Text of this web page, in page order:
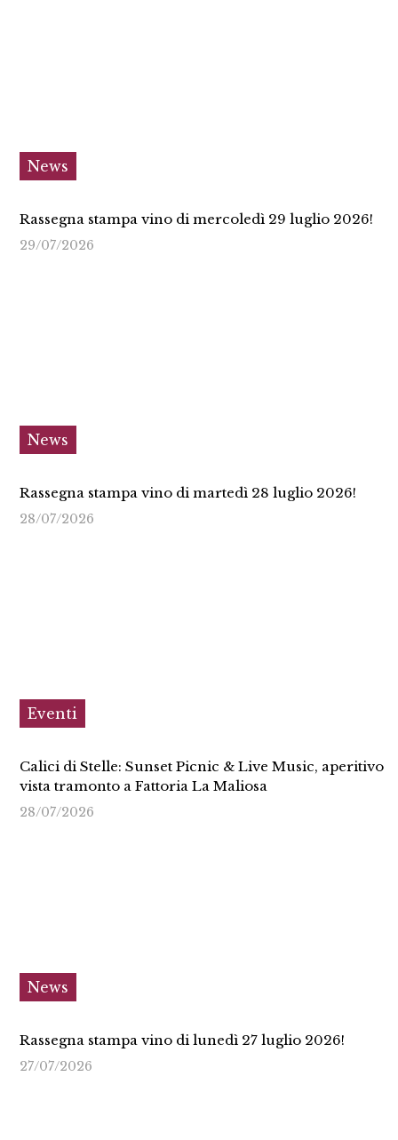
News
Rassegna stampa vino di mercoledì 29 luglio 2026!
29/07/2026
News
Rassegna stampa vino di martedì 28 luglio 2026!
28/07/2026
Eventi
Calici di Stelle: Sunset Picnic & Live Music, aperitivo
vista tramonto a Fattoria La Maliosa
28/07/2026
News
Rassegna stampa vino di lunedì 27 luglio 2026!
27/07/2026